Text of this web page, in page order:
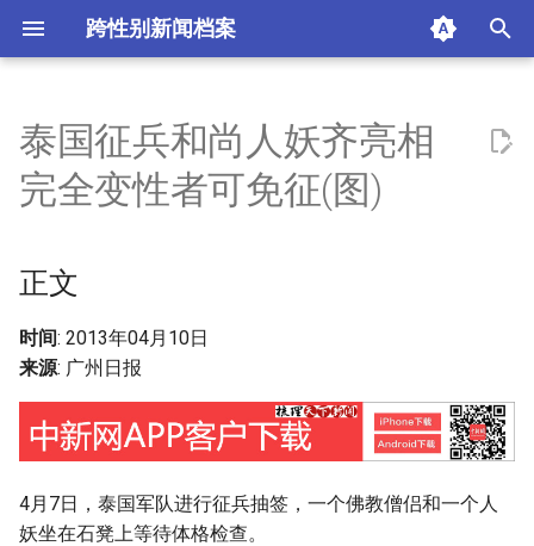
跨性别新闻档案
t
a
l
i
i
n
正文
附加信息 [Processed Page
泰国征兵和尚人妖齐亮相
完全变性者可免征(图)
正文
时间: 2013年04月10日
来源: 广州日报
4月7日，泰国军队进行征兵抽签，一个佛教僧侣和一个人
妖坐在石凳上等待体格检查。